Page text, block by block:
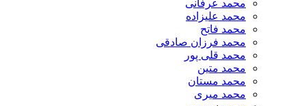
محمد عرفانی
محمد علیزاده
محمد فاتح
محمد فرزان صادقی
محمد قلی پور
محمد متین
محمد مستان
محمد میری